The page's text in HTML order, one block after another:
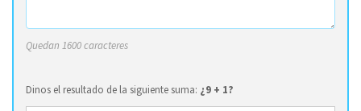
Quedan 1600 caracteres
Dinos el resultado de la siguiente suma: ¿9 + 1?